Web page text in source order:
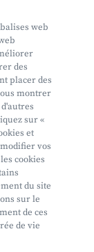
web
des
placer des
montrer
sur «
et
vos
cookies
du site
sur le
de ces
de vie